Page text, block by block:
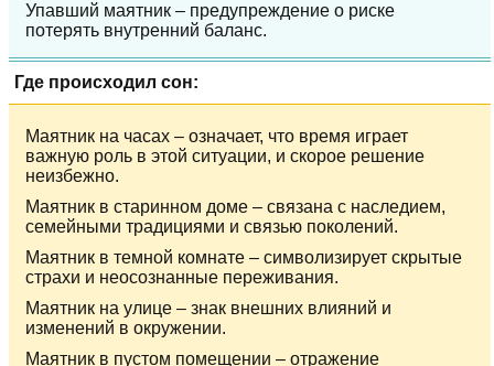
Упавший маятник – предупреждение о риске
потерять внутренний баланс.
Где происходил сон:
Маятник на часах – означает, что время играет
важную роль в этой ситуации, и скорое решение
неизбежно.
Маятник в старинном доме – связана с наследием,
семейными традициями и связью поколений.
Маятник в темной комнате – символизирует скрытые
страхи и неосознанные переживания.
Маятник на улице – знак внешних влияний и
изменений в окружении.
Маятник в пустом помещении – отражение